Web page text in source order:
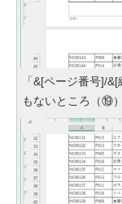
「&[ページ番号]/
もないところ（⑲